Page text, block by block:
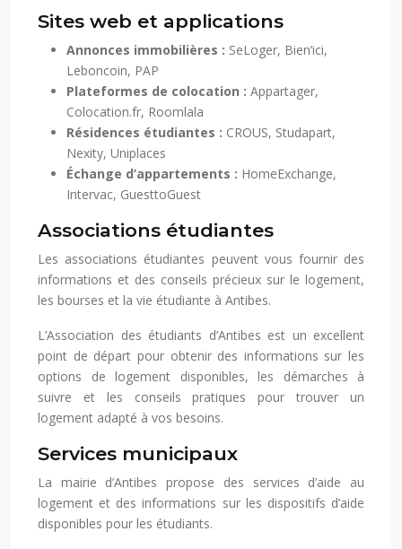
Sites web et applications
Annonces immobilières : SeLoger, Bien’ici,
Leboncoin, PAP
Plateformes de colocation : Appartager,
Colocation.fr, Roomlala
Résidences étudiantes : CROUS, Studapart,
Nexity, Uniplaces
Échange d’appartements : HomeExchange,
Intervac, GuesttoGuest
Associations étudiantes
Les associations étudiantes peuvent vous fournir des
informations et des conseils précieux sur le logement,
les bourses et la vie étudiante à Antibes.
L’Association des étudiants d’Antibes est un excellent
point de départ pour obtenir des informations sur les
options de logement disponibles, les démarches à
suivre et les conseils pratiques pour trouver un
logement adapté à vos besoins.
Services municipaux
La mairie d’Antibes propose des services d’aide au
logement et des informations sur les dispositifs d’aide
disponibles pour les étudiants.